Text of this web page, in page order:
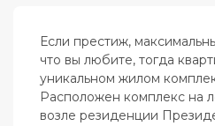
Если престиж,
что вы любите, тогда
уникальном жилом
Расположен комплекс на
возле резиденции